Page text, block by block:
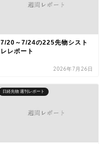
7/20～7/24の225先物シスト
レレポート
2026年7月26日
日経先物 週刊レポート